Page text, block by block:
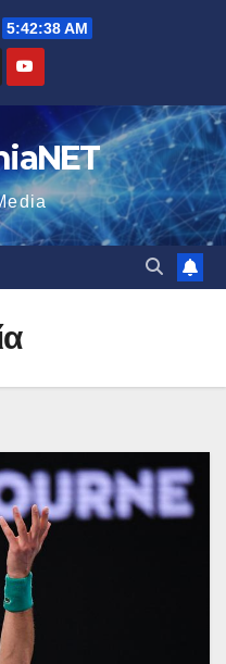
5:42:39 AM